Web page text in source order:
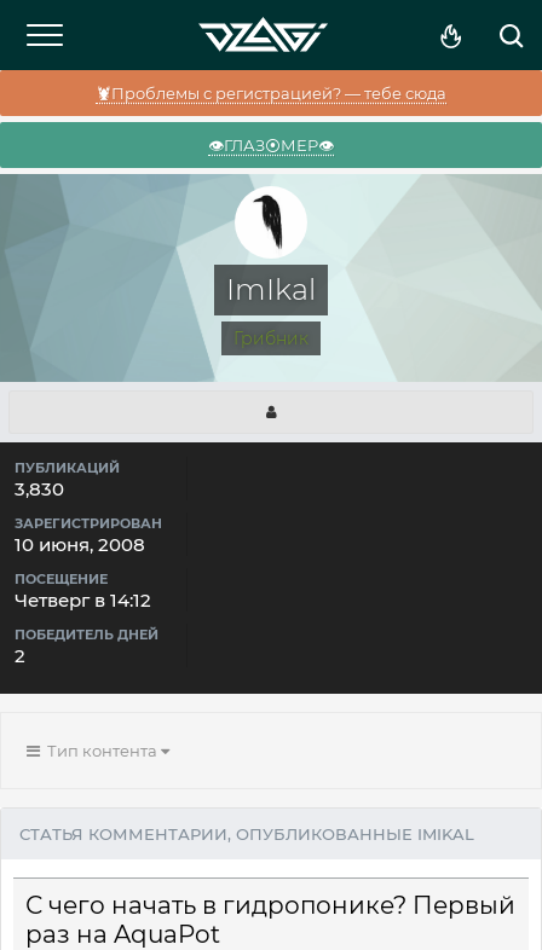
🦞Проблемы с регистрацией? — тебе сюда
👁️ГЛАЗ⦿МЕР👁️
ImIkal
Грибник
ПУБЛИКАЦИЙ
3,830
ЗАРЕГИСТРИРОВАН
10 июня, 2008
ПОСЕЩЕНИЕ
Четверг в 14:12
ПОБЕДИТЕЛЬ ДНЕЙ
2
Тип контента
СТАТЬЯ КОММЕНТАРИИ, ОПУБЛИКОВАННЫЕ IMIKAL
С чего начать в гидропонике? Первый
раз на AquaPot